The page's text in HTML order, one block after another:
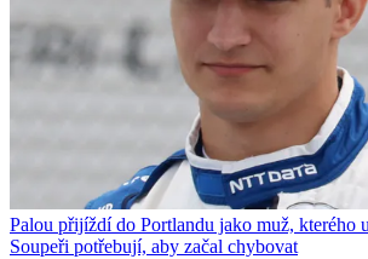
Palou přijíždí do Portlandu jako muž, kterého
Soupeři potřebují, aby začal chybovat